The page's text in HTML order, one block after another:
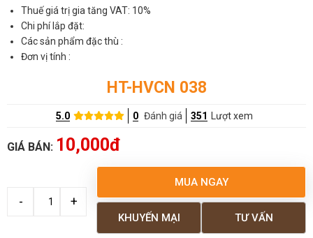
Thuế giá trị gia tăng VAT: 10%
Chi phí lắp đặt:
Các sản phẩm đặc thù :
Đơn vị tính :
HT-HVCN 038
5.0 0 Đánh giá 351 Lượt xem
GIÁ BÁN: 10,000đ
MUA NGAY
TƯ VẤN
KHUYẾN MẠI